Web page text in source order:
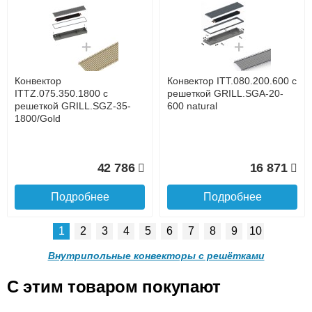
до подъезда
услуга платная
Конвектор ITTL.070.160.800
с решеткой GRILL.SGWL-
16-800 венге.
20 904
Подробнее
Конвектор ITTL.070.160.900
с решеткой GRILL.SGWL-
16-900 венге.
21 495
Конвектор
ITTL.070.160.1000 с
решеткой GRILL.SGWL-16-
Конвектор
ITTL.070.160.1100 с
решеткой GRILL.SGWL-16-
Конвектор
ITTZ.075.350.1800 с
решеткой GRILL.SGZ-35-
1800/Gold
42 786
Подробнее
Конвектор ITT.080.200.600 с
решеткой GRILL.SGA-20-
600 natural
16 871
Подробнее
1 2 3 4 5 6 7 8 9 10
Внутрипольные конвекторы с решётками
C этим товаром покупают